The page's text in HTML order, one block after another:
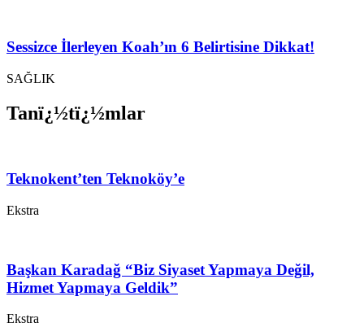
Sessizce İlerleyen Koah’ın 6 Belirtisine Dikkat!
SAĞLIK
Tanï¿½tï¿½mlar
Teknokent’ten Teknoköy’e
Ekstra
Başkan Karadağ “Biz Siyaset Yapmaya Değil,
Hizmet Yapmaya Geldik”
Ekstra